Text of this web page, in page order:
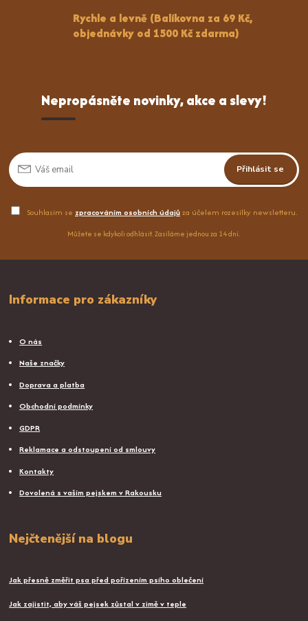
Rychle a levně (Balíkovna za 69 Kč,
objednávky od 1500 Kč zdarma)
Nepropásněte novinky, akce a slevy!
Přihlásit se
Souhlasím se zpracováním osobních údajůza účelem rozesílky newsletteru.
Můžete se kdykoli odhlásit. Zasíláme jednou za 14 dní.
Informace pro zákazníky
O nás
Naše značky
Doprava a platba
Obchodní podmínky
GDPR
Reklamace a odstoupení od smlouvy
Kontakty
Dovolená s vaším pejskem v Rakousku
Nejčtenější na blogu
Jak přesně změřit psa před pořízením psího oblečení
Jak zajistit, aby váš pejsek zůstal v zimě v teple